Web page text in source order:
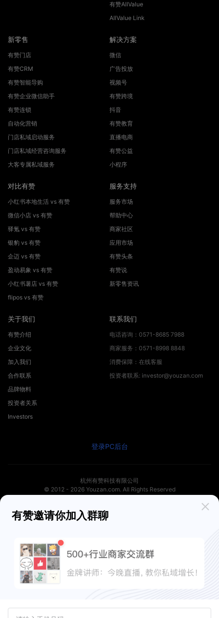
有赞AllValue
AllValue Link
新零售
有赞门店
有赞CRM
有赞智能导购
有赞企业微信助手
有赞连锁
自动化营销
门店私域启动服务
门店私域经营咨询服务
大客专属私域服务
解决方案
微信
广告投放
视频号
有赞跨境
抖音
有赞教育
直播电商
有赞公益
小程序
对比有赞
小红书本地生活 vs 有赞
微信小店 vs 有赞
驿氪 vs 有赞
银豹 vs 有赞
企迈 vs 有赞
盈动易象 vs 有赞
小红书薯店 vs 有赞
flipos vs 有赞
服务支持
服务市场
帮助中心
商家社区
应用市场
有赞头条
有赞说
新零售资讯
关于我们
有赞介绍
企业文化
加入我们
合作联系
品牌物料
投资者关系
Investors
联系我们
电话咨询：0571-8685 7988
商家服务：0571-8998 8848
消费保障：在线客服
投资者联系: investor@youzan.com
登录PC后台
杭州有赞科技有限公司
© 2012 - 2026Youzan.com. All Rights Reserved
廉洁有赞
违法和不良信息举报邮箱：blxxjb@youzan.com
商品广场
有赞资讯
浙公网安备 33010602004358号
工商营业执照
增值电信业务经营许可证：合字B2-20210007 -浙ICP备2020040621号
新出发浙备字第20230002号
（浙）网药平台备字〔2023〕第000012-000号
有赞邀请你加入群聊